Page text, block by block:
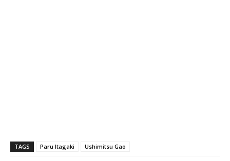
TAGS Paru Itagaki Ushimitsu Gao